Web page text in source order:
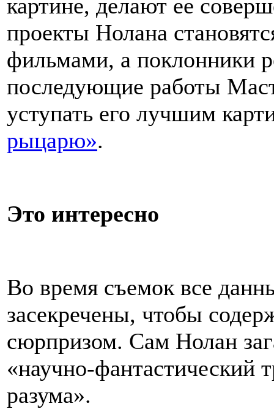
картине, делают ее
проекты Нолана
фильмами, а поклонники
последующие работы
уступать его лучшим
рыцарю».
Это интересно
Во время съемок все
засекречены, чтобы
сюрпризом. Сам Нолан
«научно-фантастический
разума».